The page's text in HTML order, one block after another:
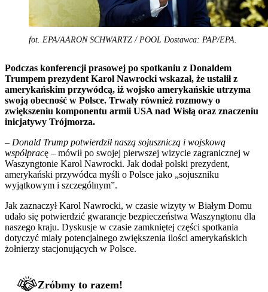
fot. EPA/AARON SCHWARTZ / POOL Dostawca: PAP/EPA.
Podczas konferencji prasowej po spotkaniu z Donaldem
Trumpem prezydent Karol Nawrocki wskazał, że ustalił z
amerykańskim przywódcą, iż wojsko amerykańskie utrzyma
swoją obecność w Polsce. Trwały również rozmowy o
zwiększeniu komponentu armii USA nad Wisłą oraz znaczeniu
inicjatywy Trójmorza.
– Donald Trump potwierdził naszą sojuszniczą i wojskową
współpracę – mówił po swojej pierwszej wizycie zagranicznej w
Waszyngtonie Karol Nawrocki. Jak dodał polski prezydent,
amerykański przywódca myśli o Polsce jako „sojuszniku
wyjątkowym i szczególnym”.
Jak zaznaczył Karol Nawrocki, w czasie wizyty w Białym Domu
udało się potwierdzić gwarancje bezpieczeństwa Waszyngtonu dla
naszego kraju. Dyskusje w czasie zamkniętej części spotkania
dotyczyć miały potencjalnego zwiększenia ilości amerykańskich
żołnierzy stacjonujących w Polsce.
Zróbmy to razem!